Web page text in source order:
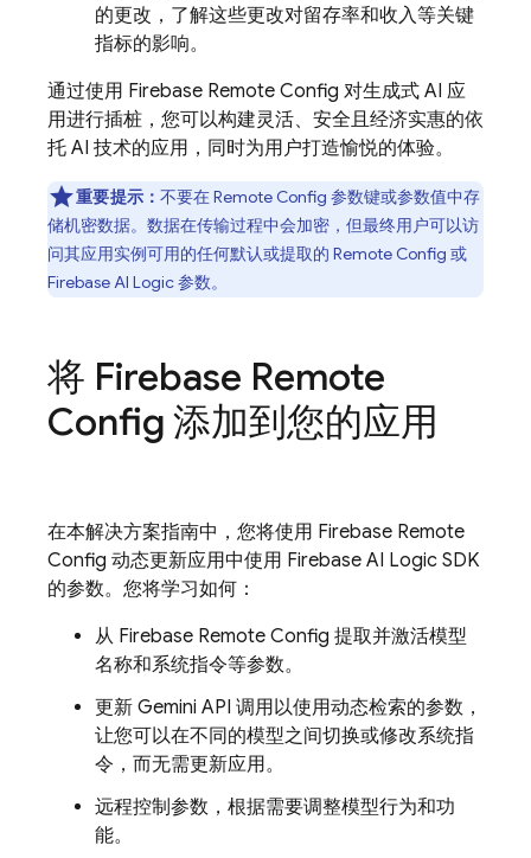
的更改，了解这些更改对留存率和收入等关键
指标的影响。
通过使用 Firebase Remote Config 对生成式 AI 应
用进行插桩，您可以构建灵活、安全且经济实惠的依
托 AI 技术的应用，同时为用户打造愉悦的体验。
重要提示：不要在Remote Config 参数键或参数值中存
储机密数据。数据在传输过程中会加密，但最终用户可以访
问其应用实例可用的任何默认或提取的 Remote Config 或
Firebase AI Logic参数。
将 Firebase Remote
Config 添加到您的应用
在本解决方案指南中，您将使用 Firebase Remote
Config 动态更新应用中使用 Firebase AI Logic SDK
的参数。您将学习如何：
从 Firebase Remote Config 提取并激活模型
名称和系统指令等参数。
更新 Gemini API 调用以使用动态检索的参数，
让您可以在不同的模型之间切换或修改系统指
令，而无需更新应用。
远程控制参数，根据需要调整模型行为和功
能。